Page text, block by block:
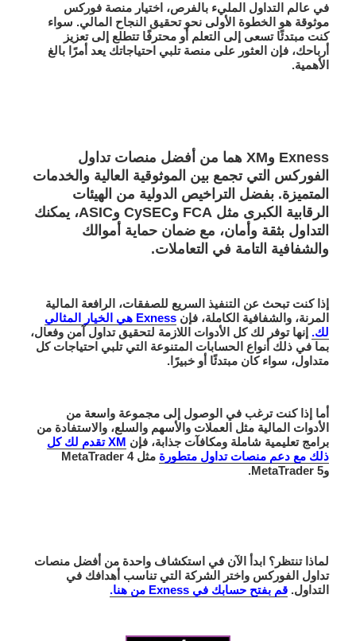
في عالم التداول المليء بالفرص، اختيار منصة فوركس
موثوقة هو الخطوة الأولى نحو تحقيق النجاح المالي. سواء
كنت مبتدئًا تسعى إلى التعلم أو محترفًا تتطلع إلى تعزيز
أرباحك، فإن العثور على منصة تلبي احتياجاتك يعد أمرًا بالغ
الأهمية.
Exness وXM هما من أفضل منصات تداول
الفوركس التي تجمع بين الموثوقية العالية والخدمات
المتميزة. بفضل التراخيص الدولية من الهيئات
الرقابية الكبرى مثلFCA وCySEC وASIC، يمكنك
التداول بثقة وأمان، مع ضمان حماية أموالك
والشفافية التامة في التعاملات.
إذا كنت تبحث عن التنفيذ السريع للصفقات، الرافعة المالية
المرنة، و الشفافية الكاملة، فإن
Exness هي الخيار المثالي
لك. إنها توفر لك كل الأدوات اللازمة لتحقيق تداول آمن وفعال،
بما في ذلك أنواع الحسابات المتنوعة التي تلبي احتياجات كل
متداول، سواء كان مبتدئًا أو خبيرًا.
أما إذا كنت ترغب في الوصول إلى مجموعة واسعة من
الأدوات المالية مثل العملات والأسهم والسلع، والاستفادة من
برامج تعليمية شاملة ومكافآت جذابة، فإن
XM تقدم لك كل
ذلك مع دعم منصات تداول متطورة مثلMetaTrader 4
وMetaTrader 5
.
لماذا تنتظر؟ ابدأ الآن في استكشاف واحدة من أفضل منصات
تداول الفوركس واختر الشركة التي تناسب أهدافك في
التداول.قم بفتح حسابك في Exness من هنا.